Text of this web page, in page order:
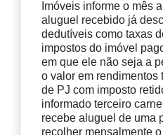
Imóveis informe o mês
aluguel recebido já
dedutíveis como taxas
impostos do imóvel
em que ele não seja a
o valor em rendimentos
de PJ com imposto
informado terceiro
recebe aluguel de uma
recolher mensalmente